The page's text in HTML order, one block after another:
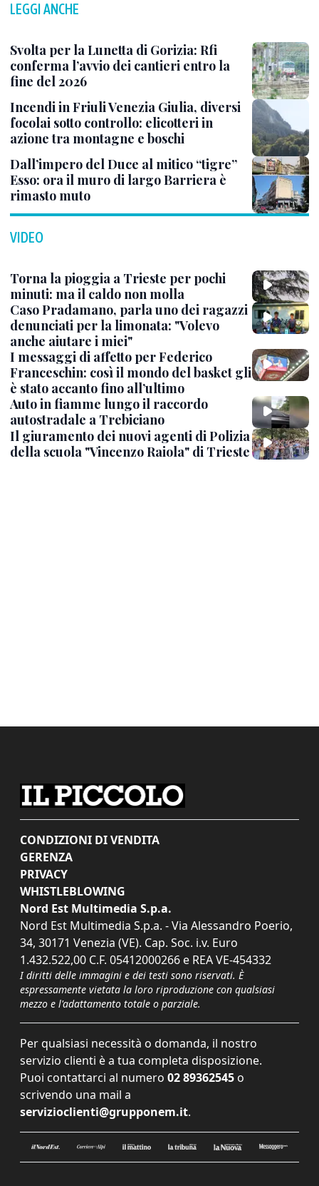
LEGGI ANCHE
Svolta per la Lunetta di Gorizia: Rfi
conferma l’avvio dei cantieri entro la
fine del 2026
Incendi in Friuli Venezia Giulia, diversi
focolai sotto controllo: elicotteri in
azione tra montagne e boschi
Dall’impero del Duce al mitico “tigre”
Esso: ora il muro di largo Barriera è
rimasto muto
VIDEO
Torna la pioggia a Trieste per pochi
minuti: ma il caldo non molla
Caso Pradamano, parla uno dei ragazzi
denunciati per la limonata: "Volevo
anche aiutare i miei"
I messaggi di affetto per Federico
Franceschin: così il mondo del basket gli
è stato accanto fino all’ultimo
Auto in fiamme lungo il raccordo
autostradale a Trebiciano
Il giuramento dei nuovi agenti di Polizia
della scuola "Vincenzo Raiola" di Trieste
CONDIZIONI DI VENDITA
GERENZA
PRIVACY
WHISTLEBLOWING
Nord Est Multimedia S.p.a.
Nord Est Multimedia S.p.a. - Via Alessandro Poerio,
34, 30171 Venezia (VE). Cap. Soc. i.v. Euro
1.432.522,00 C.F. 05412000266 e REA VE-454332
I diritti delle immagini e dei testi sono riservati. È
espressamente vietata la loro riproduzione con qualsiasi
mezzo e l'adattamento totale o parziale.
Per qualsiasi necessità o domanda, il nostro
servizio clienti è a tua completa disposizione.
Puoi contattarci al numero 02 89362545 o
scrivendo una mail a
servizioclienti@grupponem.it.